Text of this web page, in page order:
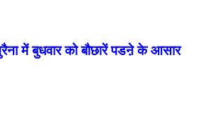
में बुधवार को बौछारें पडऩे के आसार